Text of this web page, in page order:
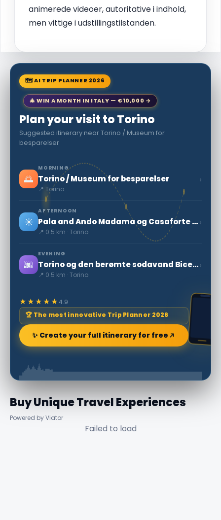
animerede videoer, autoritative i indhold,
men vittige i udstillingstilstanden.
🗺 AI TRIP PLANNER 2026
🎄 WIN A MONTH IN ITALY — €10,000 →
Plan your visit to Torino
Suggested itinerary near Torino / Museum for
besparelser
🌅
MORNING
Torino / Museum for besparelser
📍 Torino
›
☀️
AFTERNOON
Pala and Ando Madama og Casaforte degli Acaja-den hemmelige verden
📍 0.5 km · Torino
›
🌆
EVENING
Torino og den berømte sodavand Bicerin
📍 0.5 km · Torino
›
★★★★★4.9
🏆 The most innovative Trip Planner 2026
✨ Create your full itinerary for free
Buy Unique Travel Experiences
Powered by Viator
Failed to load